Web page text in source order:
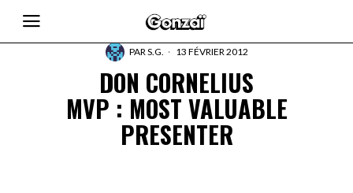
PARS.G. 13 FÉVRIER 2012
DON CORNELIUS
MVP : MOST VALUABLE
PRESENTER